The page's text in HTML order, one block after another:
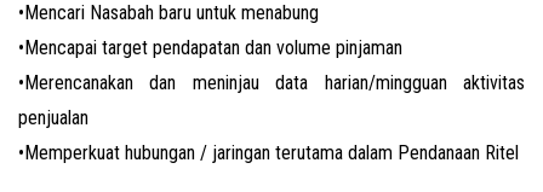
•Mencari Nasabah baru untuk menabung
•Mencapai target pendapatan dan volume pinjaman
•Merencanakan dan meninjau data harian/mingguan aktivitas
penjualan
•Memperkuat hubungan / jaringan terutama dalam Pendanaan Ritel